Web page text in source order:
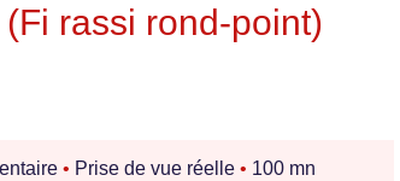
rassi rond-point)
• Prise de vue réelle • 100 mn